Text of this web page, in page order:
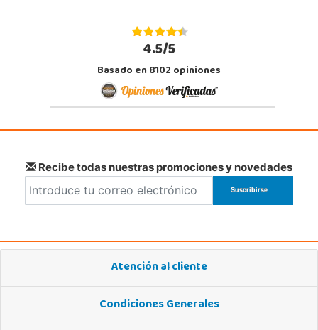
4.5/5
Basado en 8102 opiniones
Recibe todas nuestras promociones y novedades
Atención al cliente
Condiciones Generales